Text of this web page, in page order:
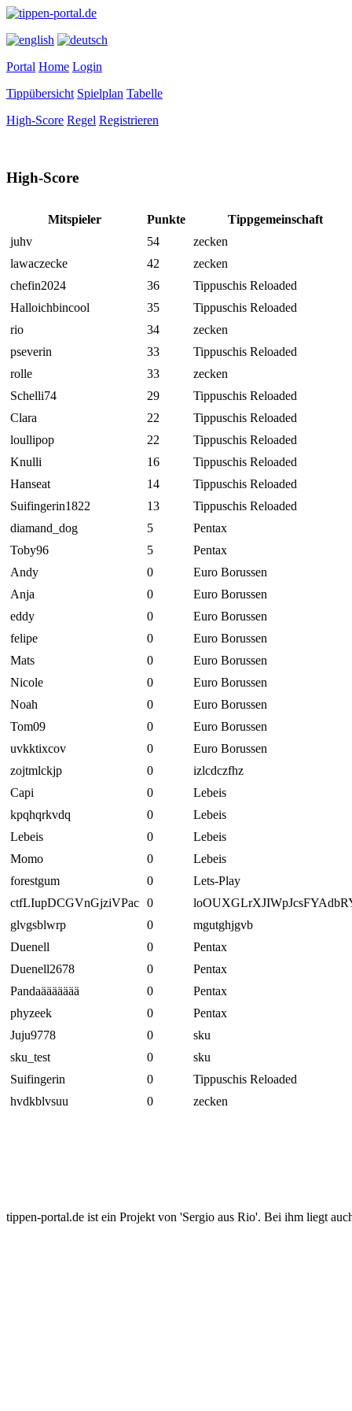
Portal Home Login
Tippübersicht Spielplan Tabelle
High-Score Regel Registrieren
High-Score
Mitspieler Punkte
Tippgemeinschaft
juhv
54
zecken
lawaczecke
42
zecken
chefin2024
36
Tippuschis Reloaded
Halloichbincool
35
Tippuschis Reloaded
rio
34
zecken
pseverin
33
Tippuschis Reloaded
rolle
33
zecken
Schelli74
29
Tippuschis Reloaded
Clara
22
Tippuschis Reloaded
loullipop
22
Tippuschis Reloaded
Knulli
16
Tippuschis Reloaded
Hanseat
14
Tippuschis Reloaded
Suifingerin1822
13
Tippuschis Reloaded
diamand_dog
5
Pentax
Toby96
5
Pentax
Andy
0
Euro Borussen
Anja
0
Euro Borussen
eddy
0
Euro Borussen
felipe
0
Euro Borussen
Mats
0
Euro Borussen
Nicole
0
Euro Borussen
Noah
0
Euro Borussen
Tom09
0
Euro Borussen
uvkktixcov
0
Euro Borussen
zojtmlckjp
0
izlcdczfhz
Capi
0
Lebeis
kpqhqrkvdq
0
Lebeis
Lebeis
0
Lebeis
Momo
0
Lebeis
forestgum
0
Lets-Play
ctfLIupDCGVnGjziVPac 0
glvgsblwrp
0
mgutghjgvb
Duenell
0
Pentax
Duenell2678
0
Pentax
Pandaäääääää
0
Pentax
phyzeek
0
Pentax
Juju9778
0
sku
sku_test
0
sku
Suifingerin
0
Tippuschis Reloaded
hvdkblvsuu
0 zecken
tippen-portal.de ist ein Projekt von 'Sergio aus Rio'. Bei ihm liegt